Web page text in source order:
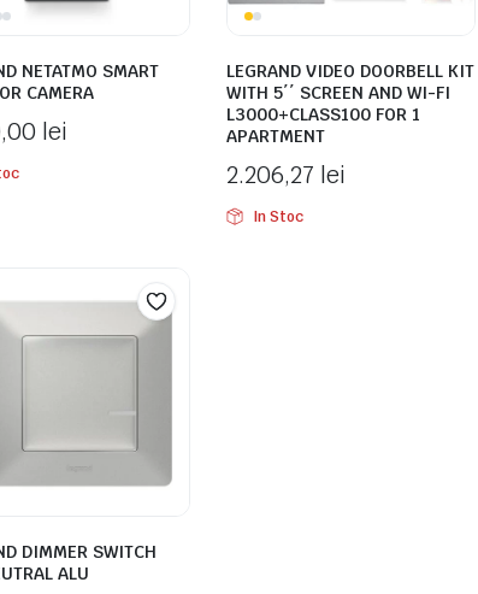
NETATMO SMART
CAMERA
lei
LEGRAND VIDEO DOORBELL KIT
WITH 5΄΄ SCREEN AND WI-FI
L3000+CLASS100 FOR 1
APARTMENT
2.206,27 lei
In Stoc
DIMMER SWITCH
ALU